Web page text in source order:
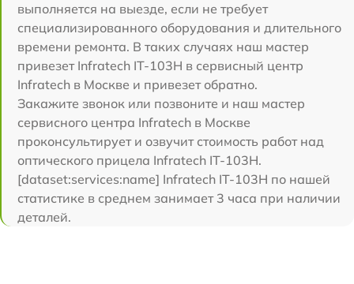
выполняется на выезде, если не требует
специализированного оборудования и длительного
времени ремонта. В таких случаях наш мастер
привезет Infratech IT-103Н в сервисный центр
Infratech в Москве и привезет обратно.
Закажите звонок или позвоните и наш мастер
сервисного центра Infratech в Москве
проконсультирует и озвучит стоимость работ над
оптического прицела Infratech IT-103Н.
[dataset:services:name] Infratech IT-103Н по нашей
статистике в среднем занимает 3 часа при наличии
деталей.